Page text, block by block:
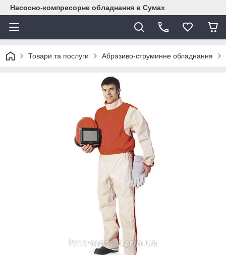
Насосно-компресорне обладнання в Сумах
Товари та послуги Абразиво-струминне обладнання